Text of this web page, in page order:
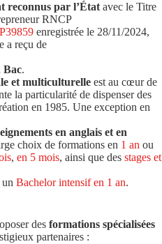
reconnus par l’Étatavec le Titre
RNCP
enregistrée le 28/11/2024,
a reçu de
Bac.
et multiculturelle est au cœur de
la particularité de dispenser des
en 1985. Une exception en
en anglais et en
choix de formations en 1 an ou
, en 5 mois, ainsi que des stages et
un Bachelor intensif en 1 an.
des formations spécialisées
partenaires :